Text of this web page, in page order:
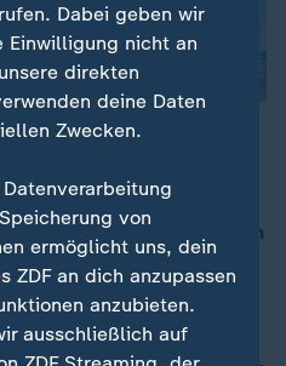
bezüglich des
Zukünftig können Öl-
Wohnhäusern verbaut
an der sich die Opposition
Dabei geben wir
Einwilligung nicht an
direkten
deine Daten
Zwecken.
von
ermöglicht uns, dein
ZDF an dich anzupassen
anzubieten.
ausschließlich auf